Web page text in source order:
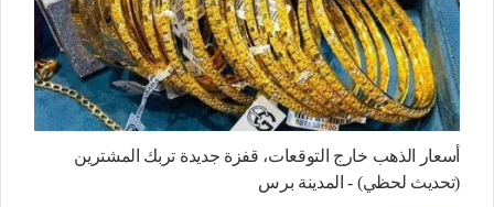
أسعار الذهب خارج التوقعات، قفزة جديدة تربك المشترين
(تحديث لحظي) - المدينة برس